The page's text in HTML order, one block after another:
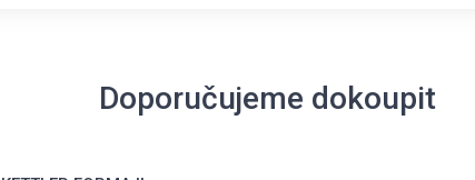
Doporučujeme dokoupit